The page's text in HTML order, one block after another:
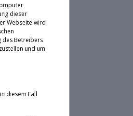
dieser
Webseite wird
des Betreibers
und um
diesem Fall